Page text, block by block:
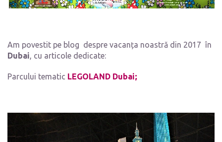
Am povestit pe blog despre vacanța noastră din 2017 în
Dubai, cu articole dedicate:
Parcului tematic LEGOLAND Dubai;